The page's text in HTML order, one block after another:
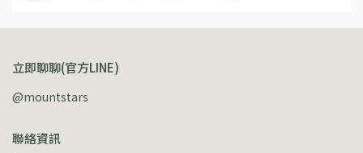
立即聊聊(官方LINE)
@mountstars
聯絡資訊